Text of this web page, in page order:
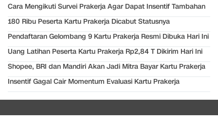
Cara Mengikuti Survei Prakerja Agar Dapat Insentif Tambahan
180 Ribu Peserta Kartu Prakerja Dicabut Statusnya
Pendaftaran Gelombang 9 Kartu Prakerja Resmi Dibuka Hari Ini
Uang Latihan Peserta Kartu Prakerja Rp2,84 T Dikirim Hari Ini
Shopee, BRI dan Mandiri Akan Jadi Mitra Bayar Kartu Prakerja
Insentif Gagal Cair Momentum Evaluasi Kartu Prakerja